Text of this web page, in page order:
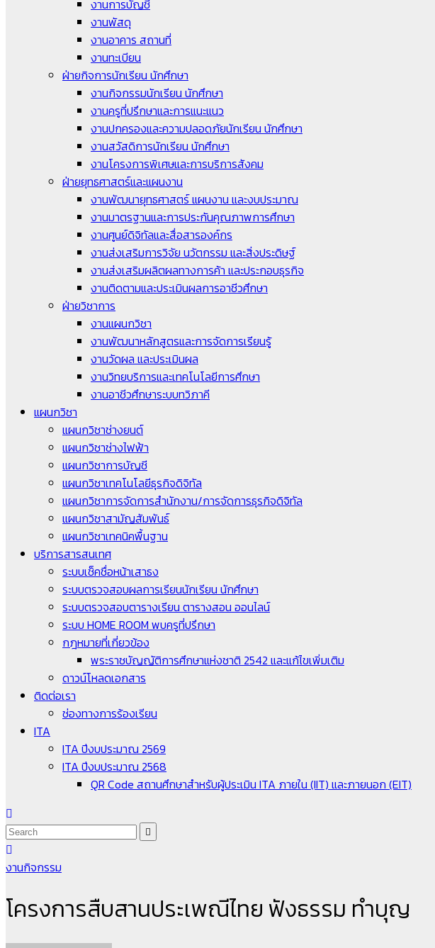
งานการบัญชี
งานพัสดุ
งานอาคาร สถานที่
งานทะเบียน
ฝ่ายกิจการนักเรียน นักศึกษา
งานกิจกรรมนักเรียน นักศึกษา
งานครูที่ปรึกษาและการแนะแนว
งานปกครองและความปลอดภัยนักเรียน นักศึกษา
งานสวัสดิการนักเรียน นักศึกษา
งานโครงการพิเศษและการบริการสังคม
ฝ่ายยุทธศาสตร์และแผนงาน
งานพัฒนายุทธศาสตร์ แผนงาน และงบประมาณ
งานมาตรฐานและการประกันคุณภาพการศึกษา
งานศูนย์ดิจิทัลและสื่อสารองค์กร
งานส่งเสริมการวิจัย นวัตกรรม และสิ่งประดิษฐ์
งานส่งเสริมผลิตผลทางการค้า และประกอบธุรกิจ
งานติดตามและประเมินผลการอาชีวศึกษา
ฝ่ายวิชาการ
งานแผนกวิชา
งานพัฒนาหลักสูตรและการจัดการเรียนรู้
งานวัดผล และประเมินผล
งานวิทยบริการและเทคโนโลยีการศึกษา
งานอาชีวศึกษาระบบทวิภาคี
แผนกวิชา
แผนกวิชาช่างยนต์
แผนกวิชาช่างไฟฟ้า
แผนกวิชาการบัญชี
แผนกวิชาเทคโนโลยีธุรกิจดิจิทัล
แผนกวิชาการจัดการสำนักงาน/การจัดการธุรกิจดิจิทัล
แผนกวิชาสามัญสัมพันธ์
แผนกวิชาเทคนิคพื้นฐาน
บริการสารสนเทศ
ระบบเช็คชื่อหน้าเสาธง
ระบบตรวจสอบผลการเรียนนักเรียน นักศึกษา
ระบบตรวจสอบตารางเรียน ตารางสอน ออนไลน์
ระบบ HOME ROOM พบครูที่ปรึกษา
กฎหมายที่เกี่ยวข้อง
พระราชบัญญัติการศึกษาแห่งชาติ 2542 และแก้ไขเพิ่มเติม
ดาวน์โหลดเอกสาร
ติดต่อเรา
ช่องทางการร้องเรียน
ITA
ITA ปีงบประมาณ 2569
ITA ปีงบประมาณ 2568
QR Code สถานศึกษาสำหรับผู้ประเมิน ITA ภายใน (IIT) และภายนอก (EIT)
งานกิจกรรม
โครงการสืบสานประเพณีไทย ฟังธรรม ทำบุญ